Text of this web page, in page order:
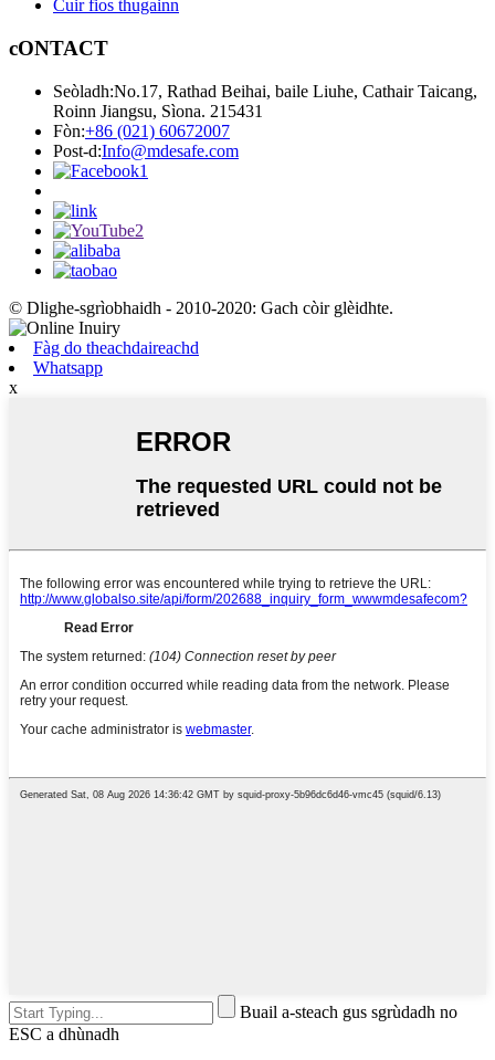
Cuir fios thugainn
cONTACT
Seòladh:No.17, Rathad Beihai, baile Liuhe, Cathair Taicang,
Roinn Jiangsu, Sìona. 215431
Fòn:+86 (021) 60672007
Post-d:Info@mdesafe.com
© Dlighe-sgrìobhaidh - 2010-2020: Gach còir glèidhte.
Fàg do theachdaireachd
Whatsapp
x
Buail a-steach gus sgrùdadh no
ESC a dhùnadh